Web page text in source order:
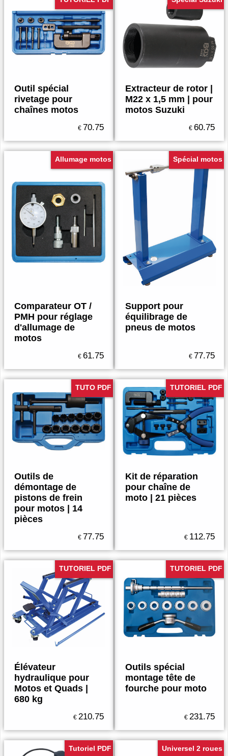
Outil spécial
rivetage pour
chaînes motos
€ 70.75
Extracteur de rotor |
M22 x 1,5 mm | pour
motos Suzuki
€ 60.75
Allumage motos
Comparateur OT /
PMH pour réglage
d'allumage de
motos
€ 61.75
Spécial motos
Support pour
équilibrage de
pneus de motos
€ 77.75
TUTO PDF
Outils de
démontage de
pistons de frein
pour motos | 14
pièces
€ 77.75
TUTORIEL PDF
Kit de réparation
pour chaîne de
moto | 21 pièces
€ 112.75
TUTORIEL PDF
Élévateur
hydraulique pour
Motos et Quads |
680 kg
€ 210.75
TUTORIEL PDF
Outils spécial
montage tête de
fourche pour moto
€ 231.75
Tutoriel PDF Universel 2 roues